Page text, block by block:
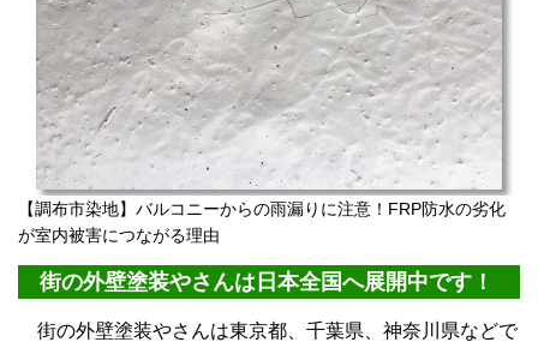
【調布市染地】バルコニーからの雨漏りに注意！FRP防水の劣化
が室内被害につながる理由
街の外壁塗装やさんは日本全国へ展開中です！
街の外壁塗装やさんは東京都、千葉県、神奈川県などで